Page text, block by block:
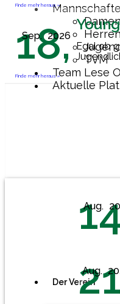
Herren
TVM
Team Lese
Aktuelle
60 zu
Finde mehr heraus »
Sep.
18,
2026
Egal ob
Finde mehr heraus »
Der Verein
Aug.
Aug.